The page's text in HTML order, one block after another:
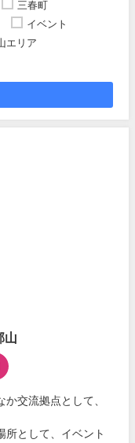
三春町
イベント
エリア
山
か交流拠点として、
所として、イベント